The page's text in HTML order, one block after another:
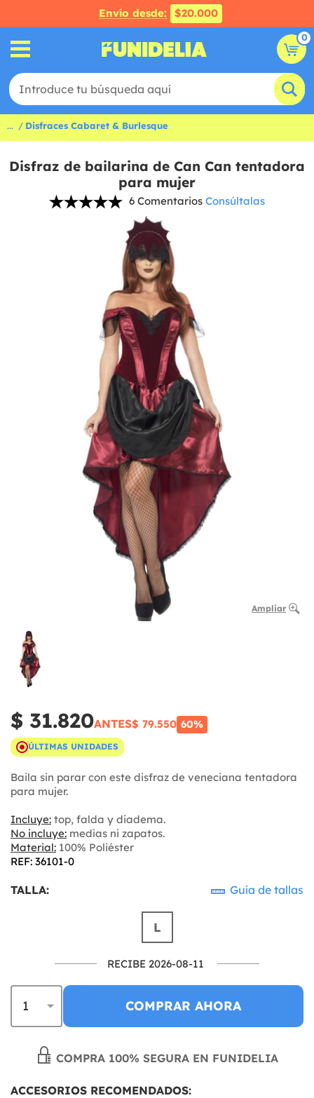
Envío desde: $20.000
0
... Disfraces Cabaret & Burlesque
Disfraz de bailarina de Can Can tentadora
para mujer
6 Comentarios Consúltalas
Ampliar
$ 31.820ANTES$ 79.550 60%
ÚLTIMAS UNIDADES
Baila sin parar con este disfraz de veneciana tentadora
para mujer.
Incluye: top, falda y diadema.
No incluye: medias ni zapatos.
Material: 100% Poliéster
REF: 36101-0
TALLA: Guía de tallas
L
RECIBE 2026-08-11
COMPRAR AHORA
COMPRA 100% SEGURA EN FUNIDELIA
ACCESORIOS RECOMENDADOS: